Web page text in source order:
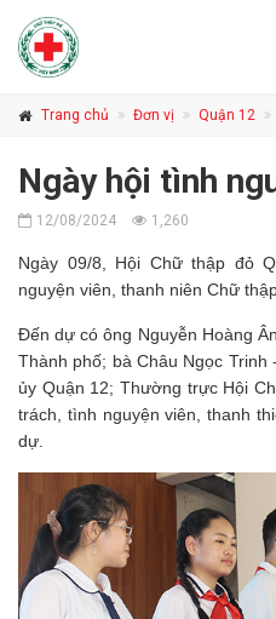
Trang chủ Đơn vị Quận 12
Ngày hội tình
12/08/2024 1,260
Ngày 09/8, Hội Chữ thập đỏ
nguyện viên, thanh niên Chữ
Đến dự có ông Nguyễn Hoàng
Thành phố; bà Châu Ngọc
ủy Quận 12; Thường trực Hội
trách, tình nguyện viên, thanh
dự.